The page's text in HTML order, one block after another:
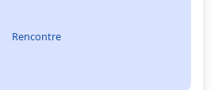
Rencontre